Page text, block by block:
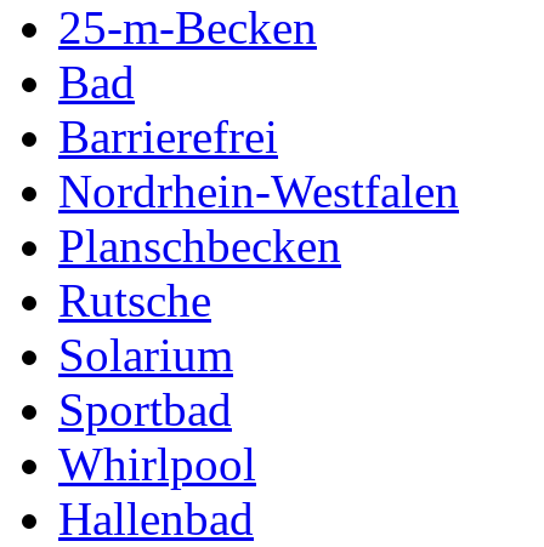
25-m-Becken
Bad
Barrierefrei
Nordrhein-Westfalen
Planschbecken
Rutsche
Solarium
Sportbad
Whirlpool
Hallenbad